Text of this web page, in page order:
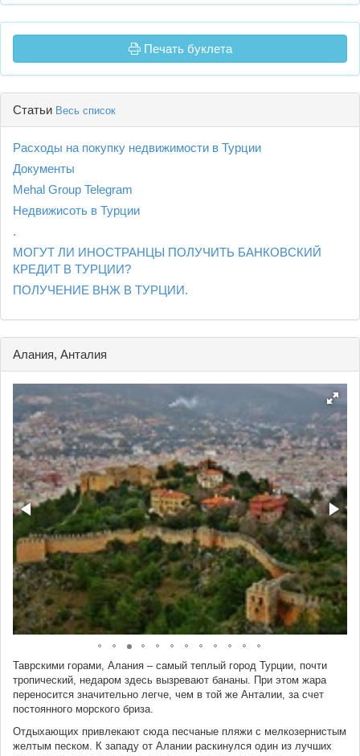
Печать буклета
Статьи Весь список
Расходы на покупку недвижимости в Турции
Документы
Mehal Group Telegram
Недвижисоть в Турции
.
МОГУТ ЛИ ИНОСТРАНЦЫ ПОЛУЧИТЬ БАНКОВСКИЙ
КРЕДИТ В ТУРЦИИ?
ПОЛУЧЕНИЕ ВНЖ В ТУРЦИИ.
Алания, Анталия
Таврскими горами, Алания – самый теплый город Турции, почти
тропический, недаром здесь вызревают бананы. При этом жара
переносится значительно легче, чем в той же Анталии, за счет
постоянного морского бриза.
Отдыхающих привлекают сюда песчаные пляжи с мелкозернистым
желтым песком. К западу от Алании раскинулся один из лучших